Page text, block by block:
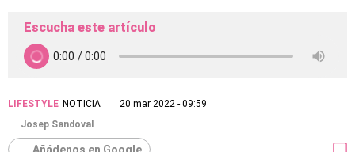
Escucha este artículo
LIFESTYLE NOTICIA
20 mar 2022 - 09:59
Josep Sandoval